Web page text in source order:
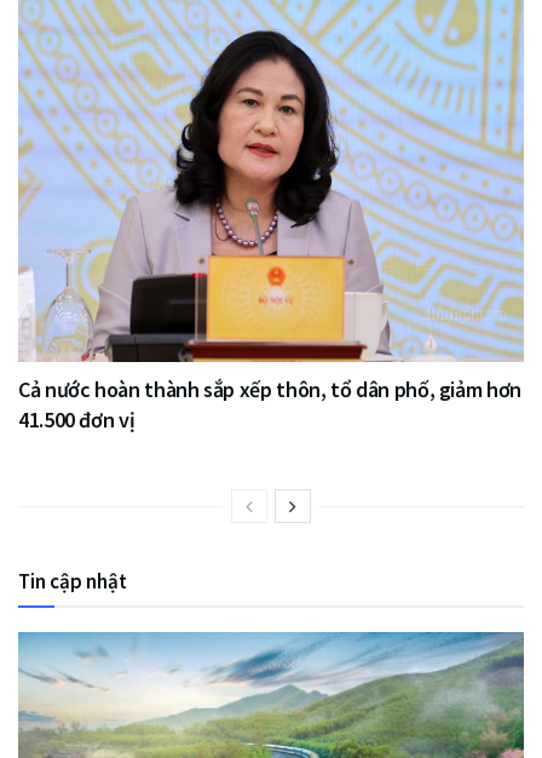
Cả nước hoàn thành sắp xếp thôn, tổ dân phố, giảm hơn
41.500 đơn vị
Tin cập nhật